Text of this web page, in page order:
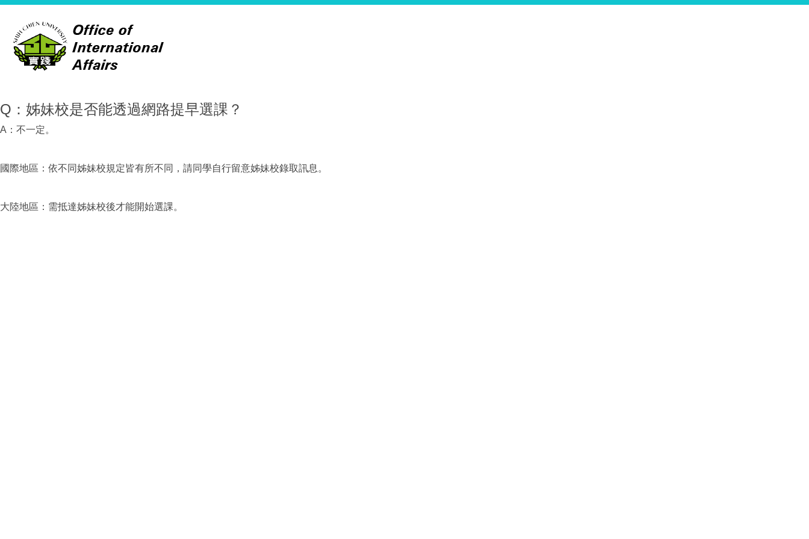
Q：姊妹校是否能透過網路提早選課？
A：不一定。
國際地區：依不同姊妹校規定皆有所不同，請同學自行留意姊妹校錄取訊息。
大陸地區：需抵達姊妹校後才能開始選課。